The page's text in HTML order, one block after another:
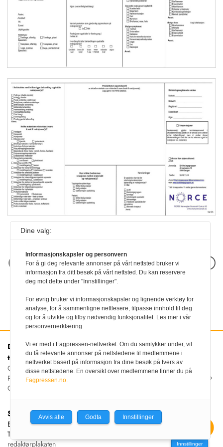
Neste artikkel
Den norske
tannlegeforenings Tidende
Christiania Torv 5, 0158 Oslo
Postboks 2073 Vika, 0125
OSLO
Kontakt oss
Tlf:22 54 74 00
E-post:
tidende@tannlegeforeningen.no
Sjefredaktør
Ellen Beate Dyvi
Tidende redigeres etter
redaktørplakaten
Innstillinger
Dine valg:
Informasjonskapsler og personvern
For å gi deg relevante annonser på vårt nettsted bruker vi
informasjon fra ditt besøk på vårt nettsted. Du kan reservere
deg mot dette under "Innstillinger".
For øvrig bruker vi informasjonskapsler og lignende verktøy for
analyse, for å sammenligne nettlesere, tilpasse innhold til deg
og for å utvikle og tilby nødvendig funksjonalitet. Les mer i vår
personvernerklæring.
Vi er med i Fagpressen-nettverket. Om du samtykker under, vil
du få relevante annonser på nettstedene til medlemmene i
nettverket basert på informasjon fra dine besøk på tvers av
disse nettstedene. En oversikt over medlemmene finner du på
Fagpressen.no.
Avvis alle Godta Innstillinger